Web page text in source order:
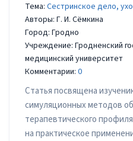
Тема: Сестринское дело,
Авторы: Г. И. Сёмкина
Город: Гродно
Учреждение: Гродненский
медицинский университет
Комментарии: 0
Статья посвящена
симуляционных методов
терапевтического
на практическое